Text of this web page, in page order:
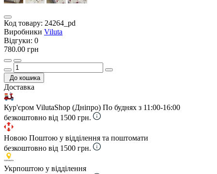
Код товару: 24264_pd
Виробники Viluta
Відгуки: 0
780.00 грн
До кошика
Доставка
Кур'єром VilutaShop (Дніпро) По буднях з 11:00-16:00
безкоштовно від 1500 грн.
Новою Поштою у відділення та поштомати
безкоштовно від 1500 грн.
Укрпоштою у відділення